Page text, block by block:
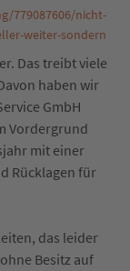
779087606/nicht-
weiter-sondern
Das treibt viele
haben wir
GmbH
Vordergrund
mit einer
Rücklagen für
das leider
Besitz auf